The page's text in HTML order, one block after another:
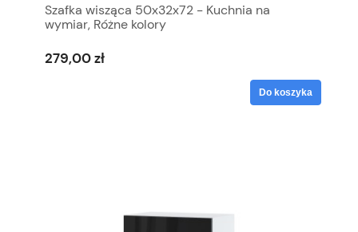
Szafka wisząca 50x32x72 - Kuchnia na
wymiar, Różne kolory
279,00 zł
Do koszyka